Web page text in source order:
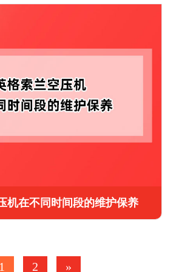
机在不同时间段的维护保养
1 2 »